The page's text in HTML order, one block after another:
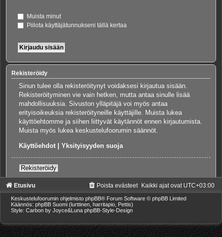
Muista minut
Piilota käyttäjätunnukseni tällä kertaa
Rekisteröidy
Sinun tulee olla rekisteröitynyt voidaksesi kirjautua sisään.
Rekisteröityminen vie vain hetken, mutta antaa sinulle lisää
mahdollisuuksia. Sivuston ylläpitäjä voi myös antaa
erityisoikeuksia rekisteröityneille käyttäjille. Muista lukea
käyttöehtomme ja siihen liittyvät käytännöt ennen kirjautumista.
Muista myös lukea keskustelufoorumin säännöt.
Käyttöehdot| Yksityisyyden suoja
Rekisteröidy
Etusivu Kaikki ajat ovat UTC+03:00
Poista evästeet
Keskustelufoorumin ohjelmisto phpBB® Forum Software © phpBB Limited
Käännös: phpBB Suomi (lurttinen, harritapio, Pettis)
Style: Carbon by Joyce&Luna phpBB-Style-Design